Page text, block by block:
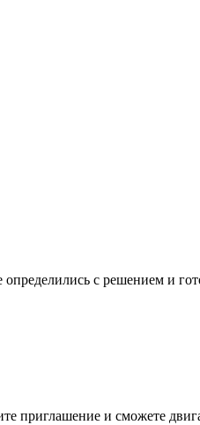
с решением и
и сможете